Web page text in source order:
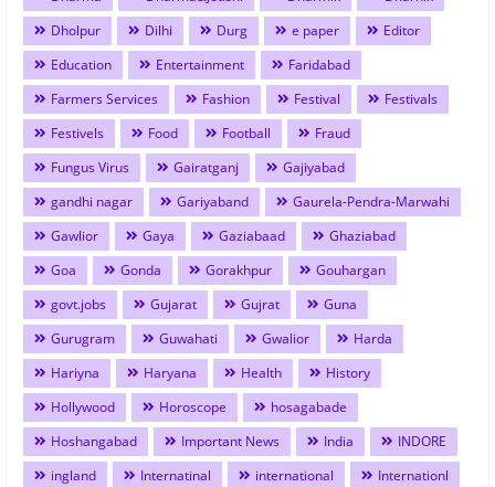
Dholpur
Dilhi Durg e paper
Editor
Education
Entertainment
Faridabad
Farmers Services
Fashion Festival
Festivals
Festivels
Food Football
Fraud
Fungus Virus
Gairatganj
Gajiyabad
gandhi nagar
Gariyaband
Gaurela-Pendra-Marwahi
Gawlior
Gaya Gaziabaad
Ghaziabad
Goa
Gonda Gorakhpur
Gouhargan
govt.jobs
Gujarat Gujrat
Guna
Gurugram
Guwahati Gwalior
Harda
Hariyna
Haryana Health
History
Hollywood
Horoscope
hosagabade
Hoshangabad
Important News India
INDORE
ingland
Internatinal international
Internationl